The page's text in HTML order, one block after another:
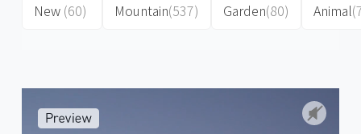
New (60)
Mountain(537)
Garden(80)
Animal